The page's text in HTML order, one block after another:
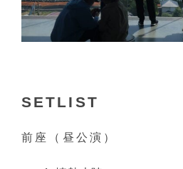
SETLIST
前座（昼公演）